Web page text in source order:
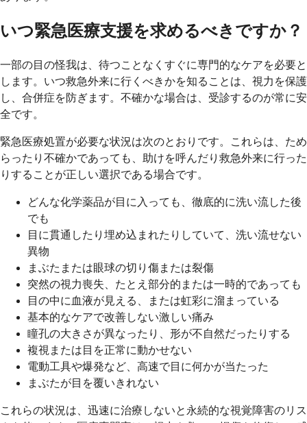
いつ緊急医療支援を求めるべきですか？
一部の目の怪我は、待つことなくすぐに専門的なケアを必要と
します。いつ救急外来に行くべきかを知ることは、視力を保護
し、合併症を防ぎます。不確かな場合は、受診するのが常に安
全です。
緊急医療処置が必要な状況は次のとおりです。これらは、ため
らったり不確かであっても、助けを呼んだり救急外来に行った
りすることが正しい選択である場合です。
どんな化学薬品が目に入っても、徹底的に洗い流した後
でも
目に貫通したり埋め込まれたりしていて、洗い流せない
異物
まぶたまたは眼球の切り傷または裂傷
突然の視力喪失、たとえ部分的または一時的であっても
目の中に血液が見える、または虹彩に溜まっている
基本的なケアで改善しない激しい痛み
瞳孔の大きさが異なったり、形が不自然だったりする
複視または目を正常に動かせない
電動工具や爆発など、高速で目に何かが当たった
まぶたが目を覆いきれない
これらの状況は、迅速に治療しないと永続的な視覚障害のリス